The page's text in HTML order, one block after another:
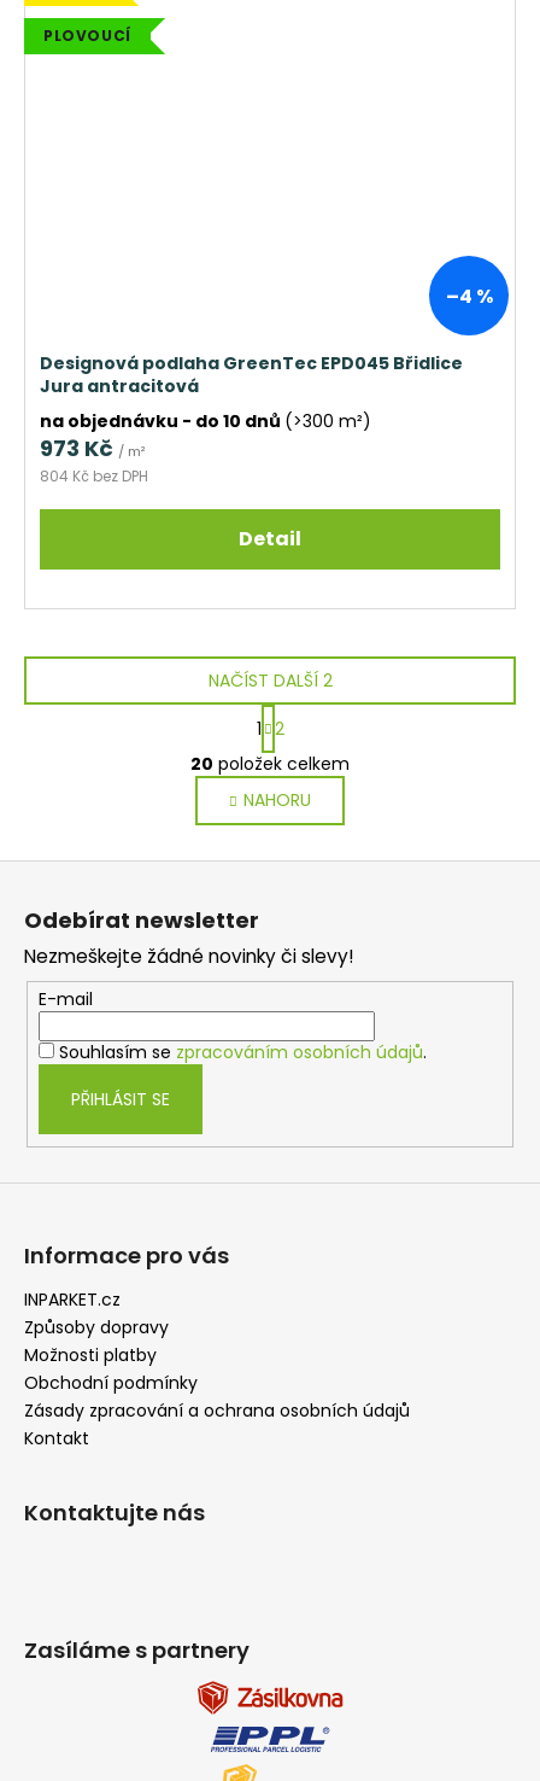
PLOVOUCÍ
–4 %
Designová podlaha GreenTec EPD045 Břidlice
Jura antracitová
na objednávku - do 10 dnů (>300 m²)
804 Kč bez DPH
973 Kč / m²
Detail
O
v
l
á
d
p
r
v
k
p
i
NAČÍST DALŠÍ 2
S
t
r
á
n
k
1 2
20 položek celkem
NAHORU
Z
Odebírat newsletter
Nezmeškejte žádné novinky či slevy!
E-mail
Souhlasím se zpracováním osobních údajů.
PŘIHLÁSIT SE
Informace pro vás
INPARKET.cz
Způsoby dopravy
Možnosti platby
Obchodní podmínky
Zásady zpracování a ochrana osobních údajů
Kontakt
Kontaktujte nás
Zasíláme s partnery